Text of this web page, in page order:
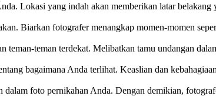
Lokasi yang indah akan memberikan latar belakang
Biarkan fotografer menangkap momen-momen
teman terdekat. Melibatkan tamu undangan
bagaimana Anda terlihat. Keaslian dan
foto pernikahan Anda. Dengan demikian,